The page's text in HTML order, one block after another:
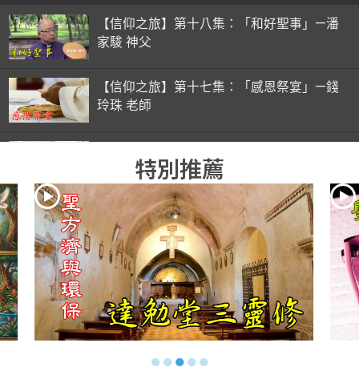
【信仰之旅】第十八集：「和好聖事」—潘
家駿 神父
【信仰之旅】第十七集：「感恩祭宴」—錢
玲珠 老師
錢玲珠 老師
【信仰之旅】第十五集：「入門聖事」—錢
玲珠 老師
【信仰之旅】第十四集：「天主十誡(下)」
—金毓瑋 神父
【信仰之旅】第十三集：「天主十誡(上)」
—金毓瑋 神父
特別推薦
●●●●●